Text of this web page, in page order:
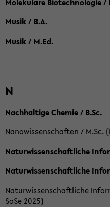
Musik / B.A.
Musik / M.Ed.
N
Nachhaltige Chemie / B.Sc.
Nanowissenschaften / M.Sc.
Naturwissenschaftliche
Naturwissenschaftliche
Naturwissenschaftliche
SoSe 2025)